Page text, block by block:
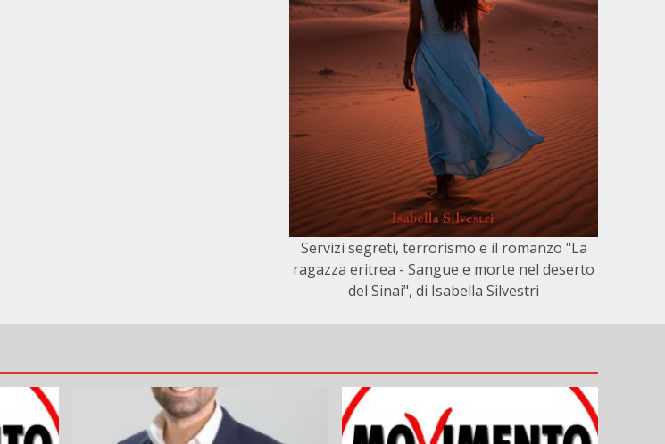
Servizi segreti, terrorismo e il romanzo "La
ragazza eritrea - Sangue e morte nel deserto
del Sinai", di Isabella Silvestri